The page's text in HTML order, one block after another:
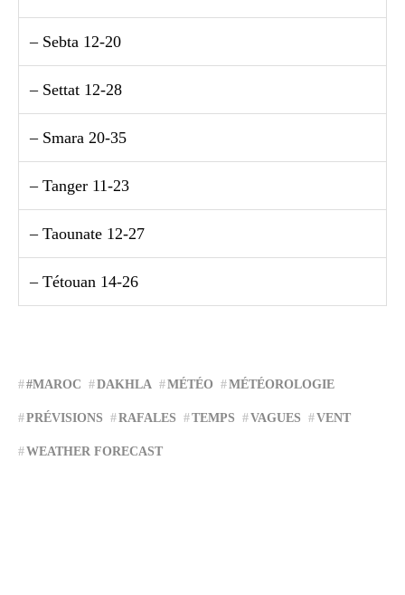
– Sebta 12-20
– Settat 12-28
– Smara 20-35
– Tanger 11-23
– Taounate 12-27
– Tétouan 14-26
#MAROC DAKHLA MÉTÉO MÉTÉOROLOGIE
PRÉVISIONS RAFALES TEMPS VAGUES VENT
WEATHER FORECAST